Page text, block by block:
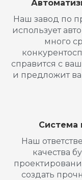
Наш завод по
использует
много
справится с
и предложит
Система
Наш
качества
создать